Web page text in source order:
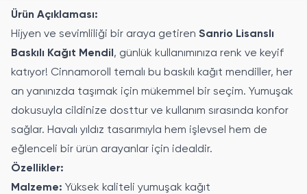
Ürün Açıklaması:
Hijyen ve sevimliliği bir araya getiren Sanrio Lisanslı
Baskılı Kağıt Mendil , günlük kullanımınıza renk ve keyif
katıyor! Cinnamoroll temalı bu baskılı kağıt mendiller, her
an yanınızda taşımak için mükemmel bir seçim. Yumuşak
dokusuyla cildinize dosttur ve kullanım sırasında konfor
sağlar. Havalı yıldız tasarımıyla hem işlevsel hem de
eğlenceli bir ürün arayanlar için idealdir.
Özellikler:
Malzeme: Yüksek kaliteli yumuşak kağıt